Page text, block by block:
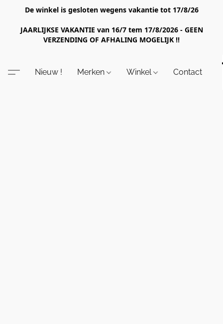
De winkel is gesloten wegens vakantie tot 17/8/26
JAARLIJKSE VAKANTIE van 16/7 tem 17/8/2026 - GEEN
VERZENDING OF AFHALING MOGELIJK !!
Nieuw ! Merken Winkel Contact